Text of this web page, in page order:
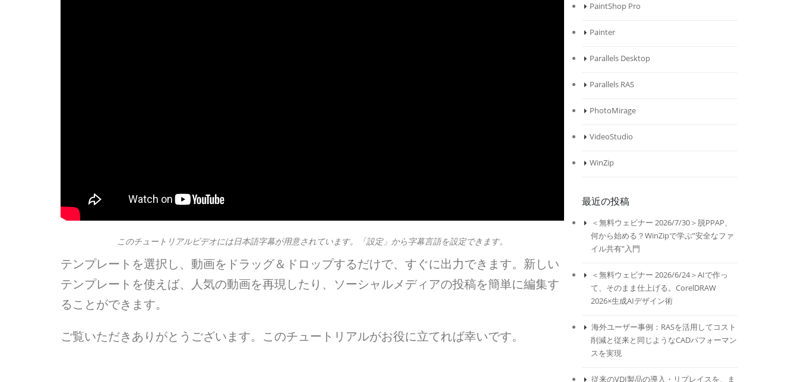
このチュートリアルビデオには日本語字幕が用意されています。「設定」から字幕言語を設定できます。
テンプレートを選択し、動画をドラッグ＆ドロップするだけで、すぐに出力できます。新しい
テンプレートを使えば、人気の動画を再現したり、ソーシャルメディアの投稿を簡単に編集す
ることができます。
ご覧いただきありがとうございます。このチュートリアルがお役に立てれば幸いです。
PaintShop Pro
Painter
Parallels Desktop
Parallels RAS
PhotoMirage
VideoStudio
WinZip
最近の投稿
＜無料ウェビナー 2026/7/30＞脱PPAP、
何から始める？WinZipで学ぶ”安全なファ
イル共有”入門
＜無料ウェビナー 2026/6/24＞AIで作っ
て、そのまま仕上げる。CorelDRAW
2026×生成AIデザイン術
海外ユーザー事例：RASを活用してコスト
削減と従来と同じようなCADパフォーマン
スを実現
従来のVDI製品の導入・リプレイスを、ま